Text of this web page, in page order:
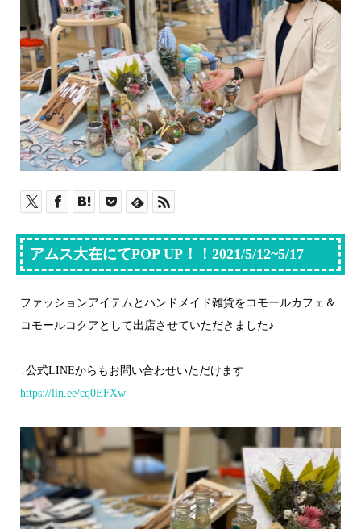
アムス大在にてPOP UP！！2021/5/12~5/17
ファッションアイテムとハンドメイド雑貨をコモールカフェ＆
コモールコクアとして出店させていただきました♪
↓公式LINEからもお問い合わせいただけます
https://lin.ee/cq0EFXw